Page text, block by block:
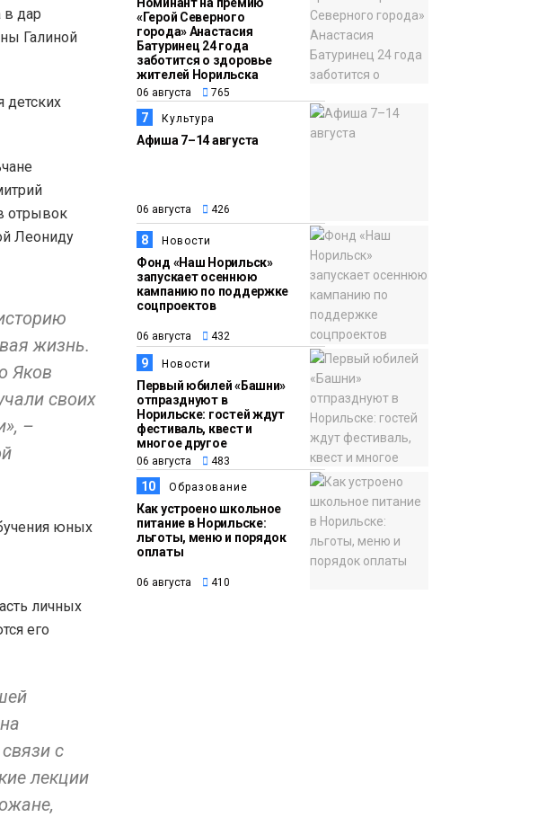
в дар
Галиной
детских
отрывок
Леониду
жизнь.
Яков
своих
–
юных
личных
его
с
лекции
«Герой Северного
города» Анастасия
Батуринец 24 года
заботится о здоровье
жителей Норильска
06 августа 765
7 Культура
Афиша 7–14 августа
06 августа 426
8 Новости
Фонд «Наш Норильск»
запускает осеннюю
кампанию по поддержке
соцпроектов
06 августа 432
9 Новости
Первый юбилей «Башни»
отпразднуют в
Норильске: гостей ждут
фестиваль, квест и
многое другое
06 августа 483
10 Образование
Как устроено школьное
питание в Норильске:
льготы, меню и порядок
оплаты
06 августа 410